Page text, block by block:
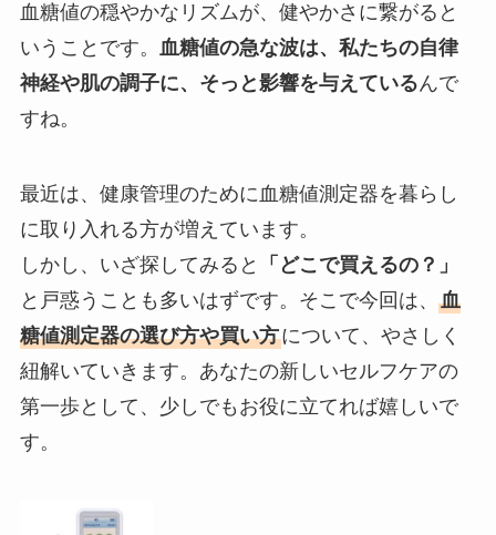
血糖値の穏やかなリズムが、健やかさに繋がると
いうことです。 血糖値の急な波は、私たちの自律
神経や肌の調子に、そっと影響を与えているんで
すね。
最近は、健康管理のために血糖値測定器を暮らし
に取り入れる方が増えています。
しかし、いざ探してみると
「どこで買えるの？」
と戸惑うことも多いはずです。そこで今回は、 血
糖値測定器の選び方や買い方について、やさしく
紐解いていきます。あなたの新しいセルフケアの
第一歩として、少しでもお役に立てれば嬉しいで
す。